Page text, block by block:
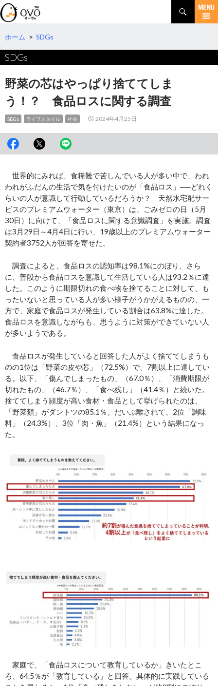
検
索
コ
テ
ツ
へ
移
動
ホーム > SDGs
SDGs
野菜の芯はやっぱり捨ててしま
う！？ 食品ロスに関する調査
SDGs ライフスタイル 社会 2024年4月25日
世界的にみれば、食糧難で苦しんでいる人が多い中で、われ
われがふだんの生活で気を付けたいのが「食品ロス」──どれく
らいの人が意識して行動しているだろうか？ 天然水宅配サー
ビスのプレミアムウォーター（東京）は、ごみゼロの日（5月
30日）に向けて、「食品ロスに関する意識調査」を実施。調査
は3月29日～4月4日に行い、19歳以上のプレミアムウォーター
契約者3752人が回答を寄せた。
調査によると、食品ロスの認知率は98.1%にのぼり、さら
に、普段から食品ロスを意識して生活している人は93.2％に達
した。このように期限切れの食べ物を捨てることに対して、も
ったいないと思っている人が多い様子がうかがえるものの、一
方で、家庭で食品ロスが発生している割合は63.8%に達した。
食品ロスを意識しながらも、思うように対策ができていない人
が多いようである。
食品ロスが発生していると回答した人がよく捨ててしまうも
のの1位は「野菜の皮や芯」（72.5%）で、7割以上に達してい
る。以下、「傷んでしまったもの」（67.0％）、「消費期限が
切れたもの」（46.7％）、「食べ残し」（41.4％）と続いた。
捨ててしまう頻度が高い食材・食品として挙げられたのは、
「野菜類」がダントツの85.1％。だいぶ離されて、2位「調味
料」（24.3%）、3位「肉・魚」（21.4%）という結果になっ
た。
家庭で、「食品ロスについて教育しているか」きいたとこ
ろ、64.5％が「教育している」と回答。具体的に実践している